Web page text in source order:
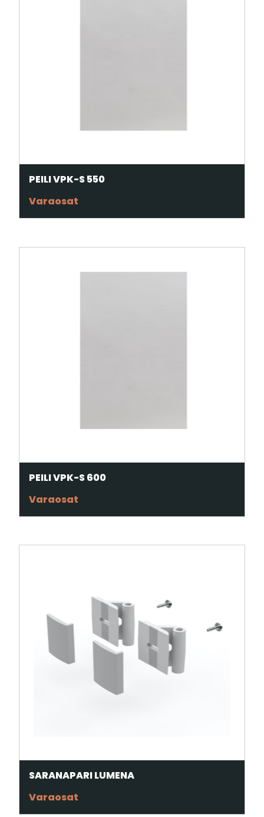
PEILI VPK-S 550
Varaosat
PEILI VPK-S 600
Varaosat
SARANAPARI LUMENA
Varaosat